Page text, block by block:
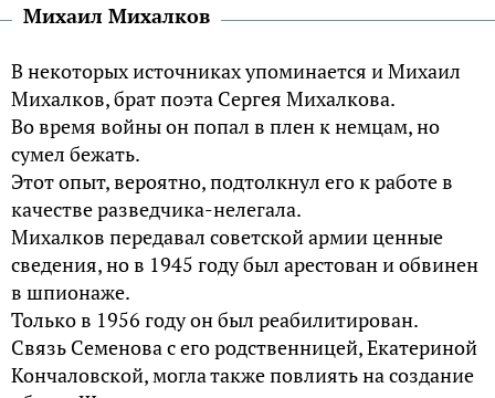
Михаил Михалков
В некоторых источниках упоминается и Михаил
Михалков, брат поэта Сергея Михалкова.
Во время войны он попал в плен к немцам, но
сумел бежать.
Этот опыт, вероятно, подтолкнул его к работе в
качестве разведчика-нелегала.
Михалков передавал советской армии ценные
сведения, но в 1945 году был арестован и обвинен
в шпионаже.
Только в 1956 году он был реабилитирован.
Связь Семенова с его родственницей, Екатериной
Кончаловской, могла также повлиять на создание